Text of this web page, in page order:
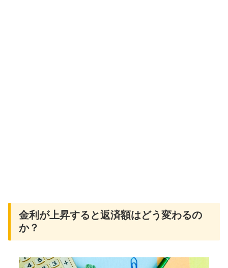
金利が上昇すると返済額はどう変わるの
か？